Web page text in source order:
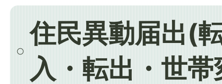
住民異動届出(
入・転出・世